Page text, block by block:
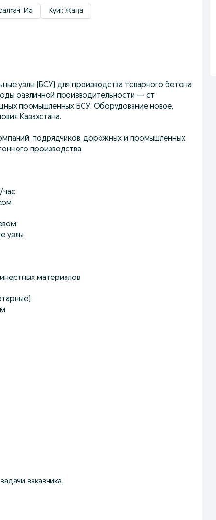
Иә Күйі: Жаңа
узлы (БСУ) для производства товарного бетона
различной производительности — от
промышленных БСУ. Оборудование новое,
Казахстана.
подрядчиков, дорожных и промышленных
производства.
час
узлы
материалов
заказчика.